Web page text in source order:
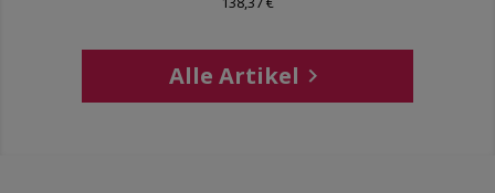
Alle Artikel 